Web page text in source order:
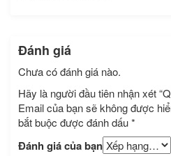
Đánh giá
Chưa có đánh giá nào.
Hãy là người đầu tiên nhận xét
Email của bạn sẽ không được
bắt buộc được đánh dấu*
Đánh giá của bạn